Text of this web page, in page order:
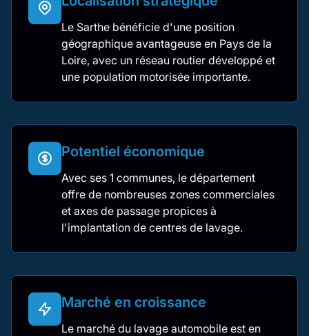
Le Sarthe bénéficie d'une position
géographique avantageuse en Pays de la
Loire, avec un réseau routier développé et
une population motorisée importante.
Potentiel économique
Avec ses 1 communes, le département
offre de nombreuses zones commerciales
et axes de passage propices à
l'implantation de centres de lavage.
Marché en croissance
Le marché du lavage automobile est en